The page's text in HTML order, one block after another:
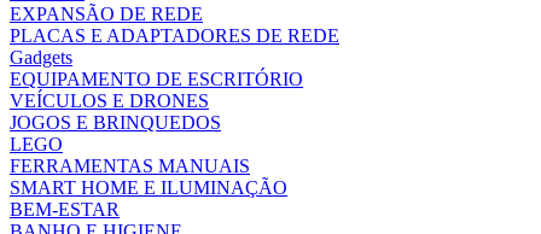
EXPANSÃO DE REDE
PLACAS E ADAPTADORES DE REDE
Gadgets
EQUIPAMENTO DE ESCRITÓRIO
VEÍCULOS E DRONES
JOGOS E BRINQUEDOS
LEGO
FERRAMENTAS MANUAIS
SMART HOME E ILUMINAÇÃO
BEM-ESTAR